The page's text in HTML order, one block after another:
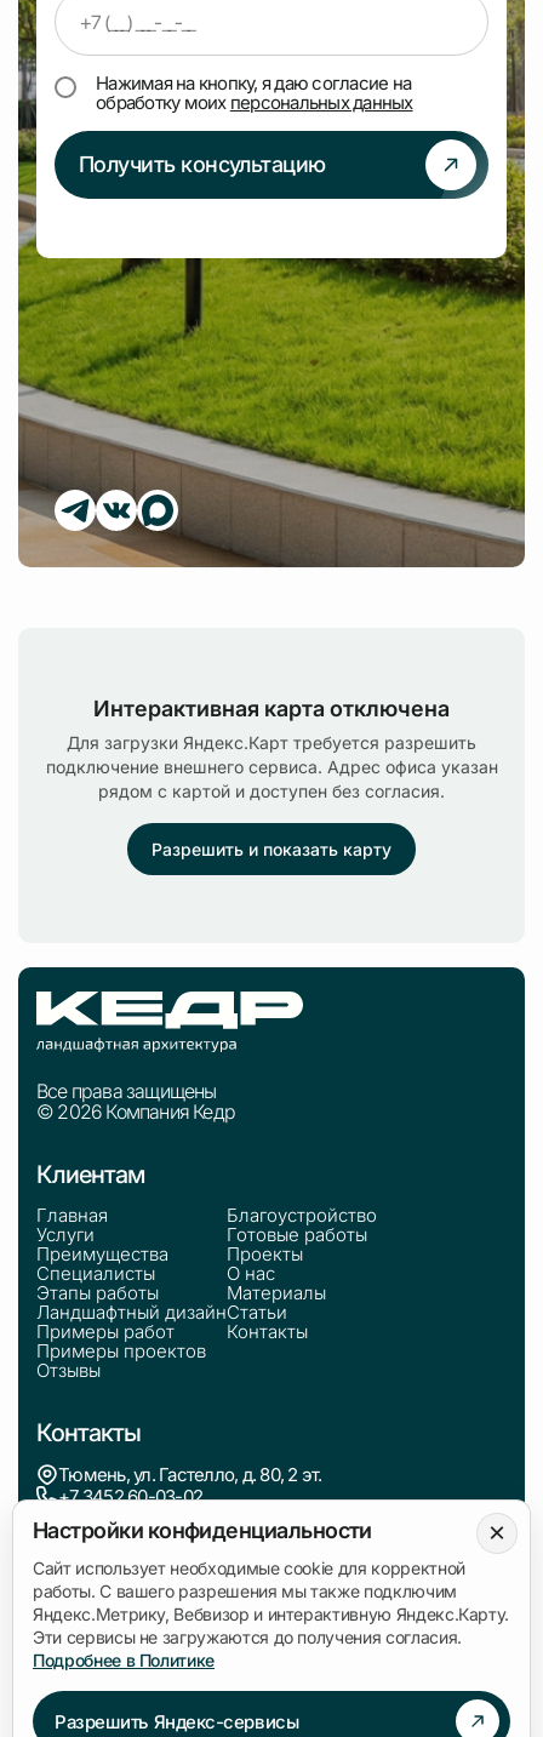
Нажимая на кнопку, я даю согласие на
обработку моих персональных данных
Получить консультацию
Интерактивная карта отключена
Для загрузки Яндекс.Карт требуется разрешить
подключение внешнего сервиса. Адрес офиса указан
рядом с картой и доступен без согласия.
Разрешить и показать карту
Все права защищены
© 2026 Компания Кедр
Клиентам
Главная
Услуги
Преимущества
Специалисты
Этапы работы
Ландшафтный дизайн
Примеры работ
Примеры проектов
Отзывы
Благоустройство
Готовые работы
Проекты
О нас
Материалы
Статьи
Контакты
Контакты
Тюмень, ул. Гастелло, д. 80, 2 эт.
+7 3452 60-03-02
zakaz@kedr.agency
Информация
Политика обработки персональных данных
Согласие на обработку данных
Связаться с нами
×
Настройки конфиденциальности
Сайт использует необходимые cookie для корректной
работы. С вашего разрешения мы также подключим
Яндекс.Метрику, Вебвизор и интерактивную Яндекс.Карту.
Эти сервисы не загружаются до получения согласия.
Подробнее в Политике
Разрешить Яндекс-сервисы